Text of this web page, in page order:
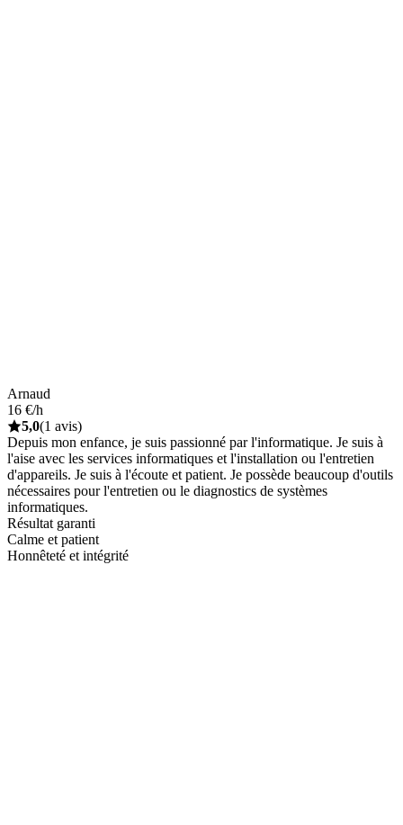
Arnaud
16 €/h
5,0(1 avis)
Depuis mon enfance, je suis passionné par l'informatique. Je suis à
l'aise avec les services informatiques et l'installation ou l'entretien
d'appareils. Je suis à l'écoute et patient. Je possède beaucoup d'outils
nécessaires pour l'entretien ou le diagnostics de systèmes
informatiques.
Résultat garanti
Calme et patient
Honnêteté et intégrité